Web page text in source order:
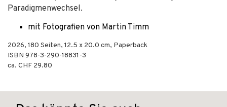
Paradigmenwechsel.
mit Fotografien von Martin Timm
2026, 180 Seiten, 12.5 x 20.0 cm, Paperback
ISBN 978-3-290-18831-3
ca. CHF 29.80